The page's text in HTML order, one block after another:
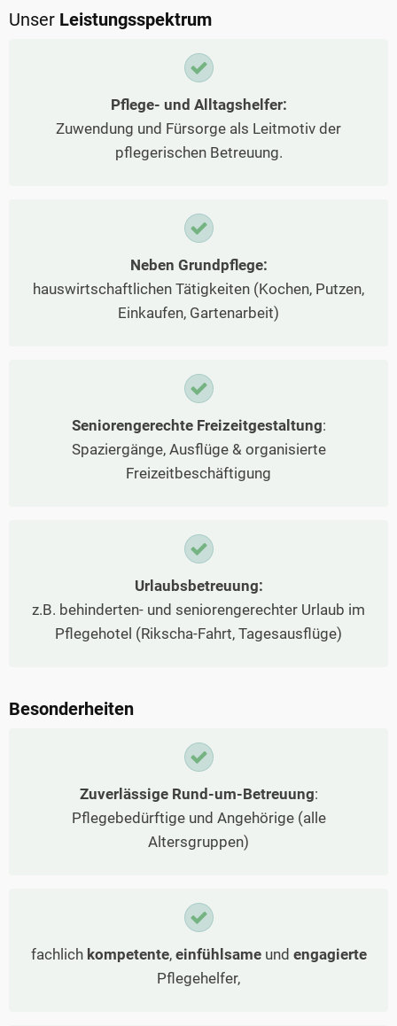
Unser Leistungsspektrum
Pflege- und Alltagshelfer:
Zuwendung und Fürsorge als Leitmotiv der
pflegerischen Betreuung.
Neben Grundpflege:
hauswirtschaftlichen Tätigkeiten (Kochen, Putzen,
Einkaufen, Gartenarbeit)
Seniorengerechte Freizeitgestaltung:
Spaziergänge, Ausflüge & organisierte
Freizeitbeschäftigung
Urlaubsbetreuung:
z.B. behinderten- und seniorengerechter Urlaub im
Pflegehotel (Rikscha-Fahrt, Tagesausflüge)
Besonderheiten
Zuverlässige Rund-um-Betreuung:
Pflegebedürftige und Angehörige (alle
Altersgruppen)
fachlich kompetente, einfühlsameund engagierte
Pflegehelfer,